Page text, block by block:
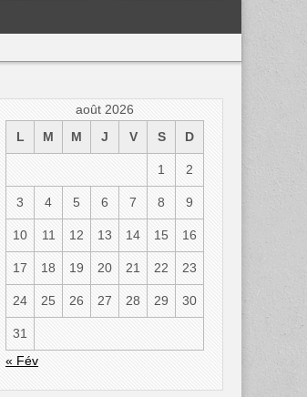
août 2026
L
M M J V S D
1 2
3 4 5 6 7 8 9
10 11 12 13 14 15 16
17 18 19 20 21 22 23
24 25 26 27 28 29 30
31
« Fév